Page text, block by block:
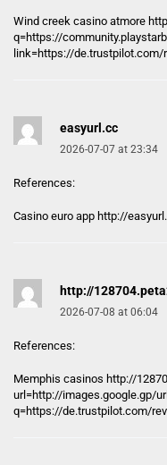
Wind creek casino atmore
q=https://
link=https://
easyurl.cc
2026-07-07 at 23:34
References:
Casino euro app http://
http://
2026-07-08 at 06:04
References:
Memphis casinos http://
url=http://images.google.gp/
q=https://de.trustpilot.com/